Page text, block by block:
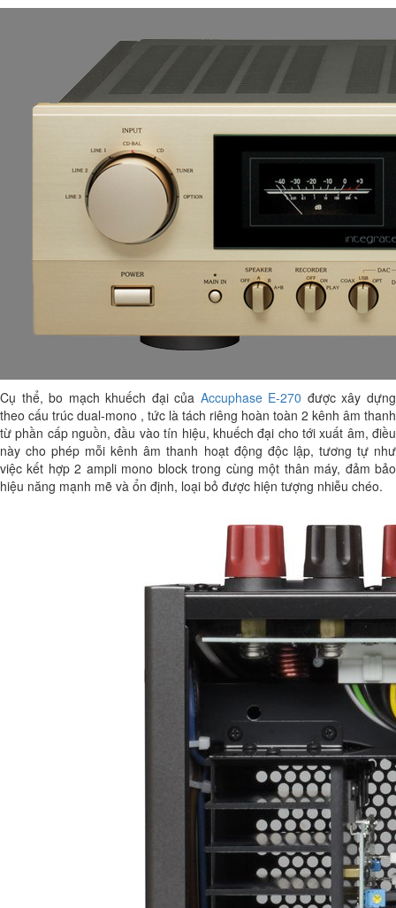
Cụ thể, bo mạch khuếch đại của Accuphase E-270 được xây dựng
theo cấu trúc dual-mono , tức là tách riêng hoàn toàn 2 kênh âm thanh
từ phần cấp nguồn, đầu vào tín hiệu, khuếch đại cho tới xuất âm, điều
này cho phép mỗi kênh âm thanh hoạt động độc lập, tương tự như
việc kết hợp 2 ampli mono block trong cùng một thân máy, đảm bảo
hiệu năng mạnh mẽ và ổn định, loại bỏ được hiện tượng nhiễu chéo.